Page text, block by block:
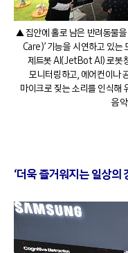
▲ 집안에 홀로 남은 반려동물
Care)’ 기능을 시연하고 있는
제트봇 AI(JetBot AI) 로봇
모니터링하고, 에어컨이나
마이크로 짖는 소리를 인식해
음
‘더욱 즐거워지는 일상